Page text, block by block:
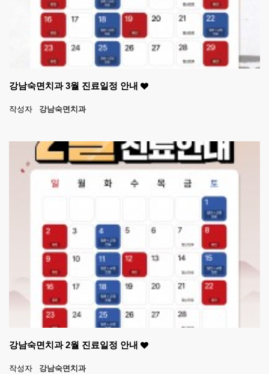
강남숙면치과 3월 진료일정 안내
작성자 강남숙면치과
강남숙면치과 2월 진료일정 안내
작성자 강남숙면치과